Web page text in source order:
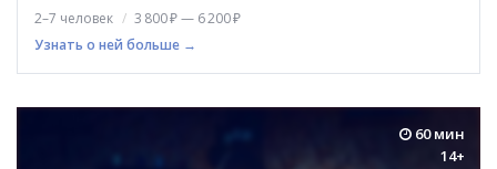
2–7 человек
3 800 ₽ — 6 200 ₽
Узнать о ней больше →
60 мин
14+